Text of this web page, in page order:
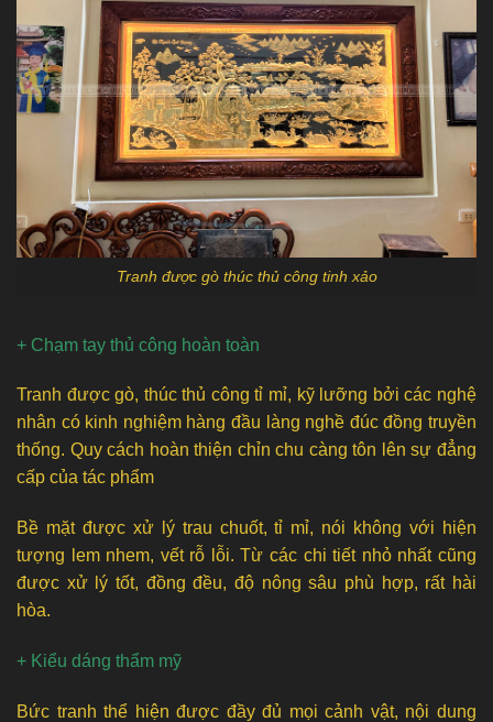
Tranh được gò thúc thủ công tinh xảo
+ Chạm tay thủ công hoàn toàn
Tranh được gò, thúc thủ công tỉ mỉ, kỹ lưỡng bởi các nghệ
nhân có kinh nghiệm hàng đầu làng nghề đúc đồng truyền
thống. Quy cách hoàn thiện chỉn chu càng tôn lên sự đẳng
cấp của tác phẩm
Bề mặt được xử lý trau chuốt, tỉ mỉ, nói không với hiện
tượng lem nhem, vết rỗ lỗi. Từ các chi tiết nhỏ nhất cũng
được xử lý tốt, đồng đều, độ nông sâu phù hợp, rất hài
hòa.
+ Kiểu dáng thẩm mỹ
Bức tranh thể hiện được đầy đủ mọi cảnh vật, nội dung